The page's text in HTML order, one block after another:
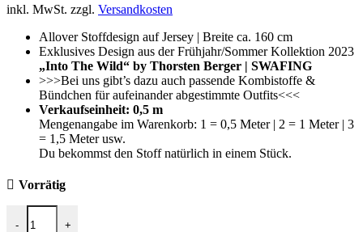
inkl. MwSt. zzgl. Versandkosten
Allover Stoffdesign auf Jersey | Breite ca. 160 cm
Exklusives Design aus der Frühjahr/Sommer Kollektion 2023
„Into The Wild“ by Thorsten Berger | SWAFING
>>>Bei uns gibt’s dazu auch passende Kombistoffe &
Bündchen für aufeinander abgestimmte Outfits<<<
Verkaufseinheit: 0,5 m
Mengenangabe im Warenkorb: 1 = 0,5 Meter | 2 = 1 Meter | 3
= 1,5 Meter usw.
Du bekommst den Stoff natürlich in einem Stück.
Vorrätig
-
Allover WILDLIFE "Palmleaf" | Jersey Baumwolle | Bunt, Weiß
+